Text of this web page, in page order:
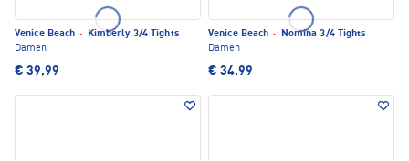
Venice Beach ·
Kimberly 3/4 Tights
Damen
€ 39,99
Venice Beach ·
Nomina 3/4 Tights
Damen
€ 34,99